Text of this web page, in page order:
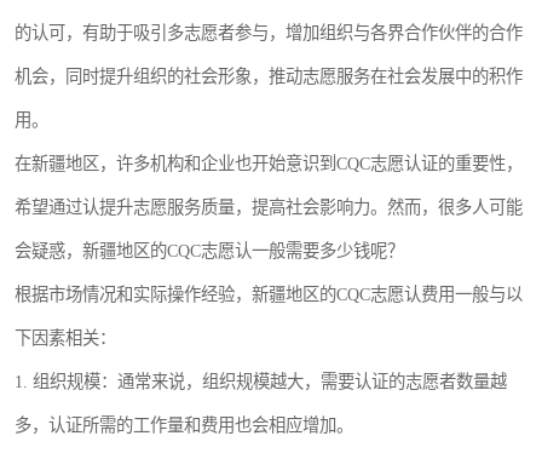
的认可，有助于吸引多志愿者参与，增加组织与各界合作伙伴的合作
机会，同时提升组织的社会形象，推动志愿服务在社会发展中的积作
用。
在新疆地区，许多机构和企业也开始意识到CQC志愿认证的重要性，
希望通过认提升志愿服务质量，提高社会影响力。然而，很多人可能
会疑惑，新疆地区的CQC志愿认一般需要多少钱呢？
根据市场情况和实际操作经验，新疆地区的CQC志愿认费用一般与以
下因素相关：
1. 组织规模：通常来说，组织规模越大，需要认证的志愿者数量越
多，认证所需的工作量和费用也会相应增加。